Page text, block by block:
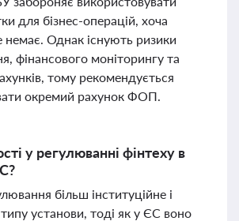
для бізнес-операцій, хоча
немає. Однак існують ризики
фінансового моніторингу та
тому рекомендується
окремий рахунок ФОП.
у регулюванні фінтеху в
більш інституційне і
установи, тоді як у ЄС воно